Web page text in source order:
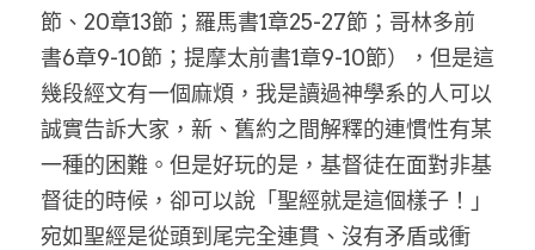
節、20章13節；羅馬書1章25-27節；哥林多前
書6章9-10節；提摩太前書1章9-10節），但是這
幾段經文有一個麻煩，我是讀過神學系的人可以
誠實告訴大家，新、舊約之間解釋的連慣性有某
一種的困難。但是好玩的是，基督徒在面對非基
督徒的時候，卻可以說「聖經就是這個樣子！」
宛如聖經是從頭到尾完全連貫、沒有矛盾或衝